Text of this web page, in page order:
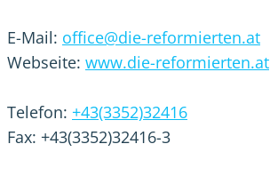
E-Mail: office@die-reformierten.at
Webseite: www.die-reformierten.at
Telefon: +43(3352)32416
Fax: +43(3352)32416-3